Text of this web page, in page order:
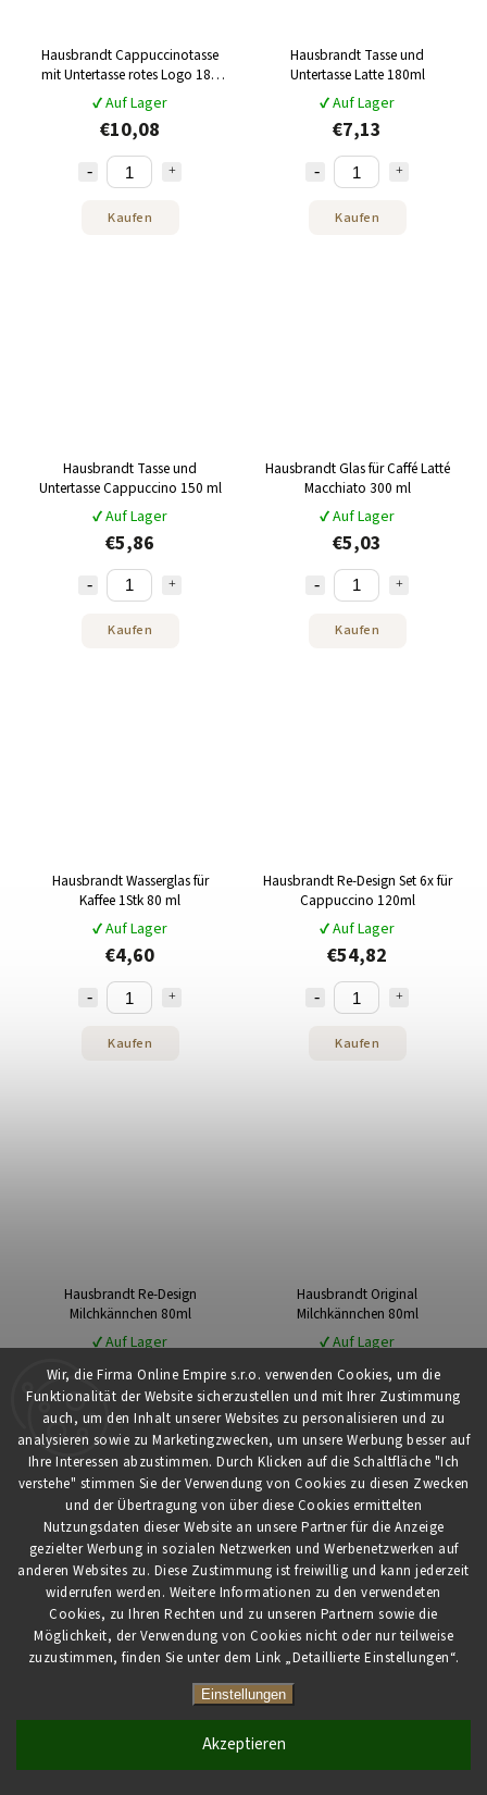
Wir, die Firma Online Empire s.r.o. verwenden Cookies, um die
Funktionalität der Website sicherzustellen und mit Ihrer Zustimmung
auch, um den Inhalt unserer Websites zu personalisieren und zu
analysieren sowie zu Marketingzwecken, um unsere Werbung besser auf
Ihre Interessen abzustimmen. Durch Klicken auf die Schaltfläche "Ich
verstehe" stimmen Sie der Verwendung von Cookies zu diesen Zwecken
und der Übertragung von über diese Cookies ermittelten
Nutzungsdaten dieser Website an unsere Partner für die Anzeige
gezielter Werbung in sozialen Netzwerken und Werbenetzwerken auf
anderen Websites zu. Diese Zustimmung ist freiwillig und kann jederzeit
widerrufen werden. Weitere Informationen zu den verwendeten
Cookies, zu Ihren Rechten und zu unseren Partnern sowie die
Möglichkeit, der Verwendung von Cookies nicht oder nur teilweise
zuzustimmen, finden Sie unter dem Link „Detaillierte Einstellungen“.
Einstellungen
Akzeptieren
Hausbrandt Cappuccinotasse
mit Untertasse rotes Logo 185
ml
✔ Auf Lager
€10,08
Kaufen
Hausbrandt Tasse und
Untertasse Latte 180ml
✔ Auf Lager
€7,13
Kaufen
Hausbrandt Tasse und
Untertasse Cappuccino 150 ml
✔ Auf Lager
€5,86
Kaufen
Hausbrandt Glas für Caffé Latté
Macchiato 300 ml
✔ Auf Lager
€5,03
Kaufen
Hausbrandt Wasserglas für
Kaffee 1Stk 80 ml
✔ Auf Lager
€4,60
Kaufen
Hausbrandt Re-Design Set 6x für
Cappuccino 120ml
✔ Auf Lager
€54,82
Kaufen
Hausbrandt Re-Design
Milchkännchen 80ml
✔ Auf Lager
€5,86
Kaufen
Hausbrandt Original
Milchkännchen 80ml
✔ Auf Lager
€8,39
Kaufen
Hausbrandt Milchkännchen rotes
Logo 80 ml
Hausbrandt Fluid Cappuccino
Tasse und Untertasse 180 ml